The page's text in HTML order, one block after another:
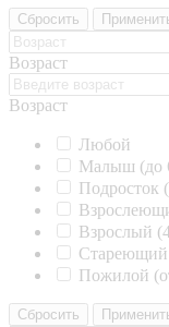
Сбросить
Возраст
Возраст
Любой
Малыш (до
Подросток
Взрослый
Стареющий
Пожилой
Сбросить